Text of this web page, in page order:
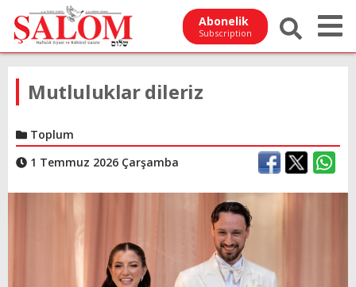
Abonelik
Subscription
Mutluluklar dileriz
Toplum
1 Temmuz 2026 Çarşamba